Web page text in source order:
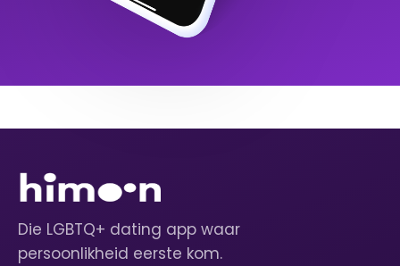
Die LGBTQ+ dating app waar
persoonlikheid eerste kom.